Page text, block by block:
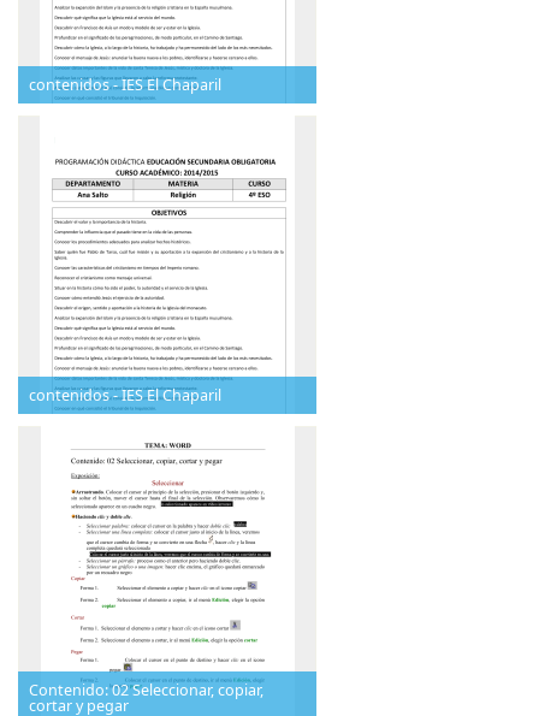
contenidos - IES El Chaparil
contenidos - IES El Chaparil
Contenido: 02 Seleccionar, copiar,
cortar y pegar